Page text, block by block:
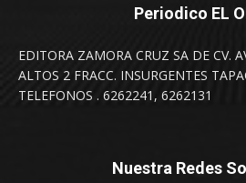
Periodico EL
EDITORA ZAMORA CRUZ SA DE CV.
ALTOS 2 FRACC. INSURGENTES
TELEFONOS . 6262241, 6262131
Nuestra Redes